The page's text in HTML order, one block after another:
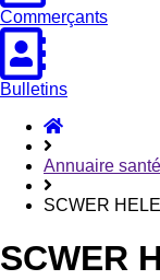
Commerçants
Bulletins
Accueil
Annuaire santé
SCWER
SCWER